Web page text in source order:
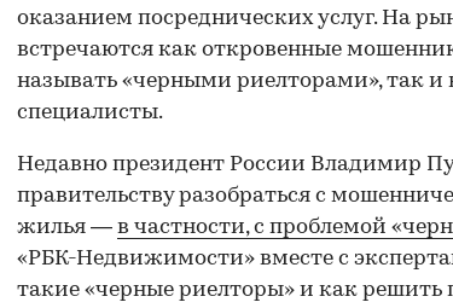
оказанием посреднических услуг. На
встречаются как откровенные
называть «черными риелторами», так и
специалисты.
Недавно президент России Владимир
правительству разобраться с
жилья — в частности, с проблемой
«РБК-Недвижимости» вместе с
такие «черные риелторы» и как решить